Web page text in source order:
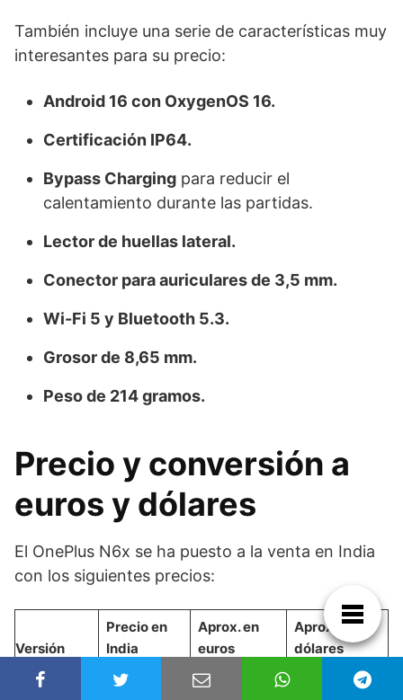
También incluye una serie de características muy
interesantes para su precio:
Android 16 con OxygenOS 16.
Certificación IP64.
Bypass Charging para reducir el
calentamiento durante las partidas.
Lector de huellas lateral.
Conector para auriculares de 3,5 mm.
Wi-Fi 5 y Bluetooth 5.3.
Grosor de 8,65 mm.
Peso de 214 gramos.
Precio y conversión a
euros y dólares
El OnePlus N6x se ha puesto a la venta en India
con los siguientes precios:
Versión
Precio en
India
Aprox. en
euros
Aprox. en
dólares
4 GB + 64
18.999